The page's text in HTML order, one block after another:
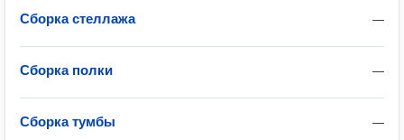
—
Сборка стеллажа
—
Сборка полки
—
Сборка тумбы